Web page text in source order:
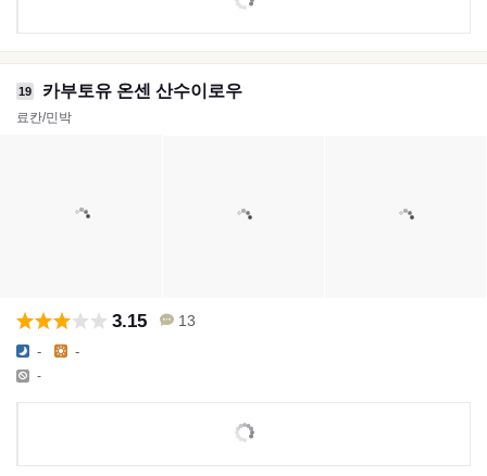
19 카부토유 온센 산수이로우
료칸/민박
3.15 13
- -
-